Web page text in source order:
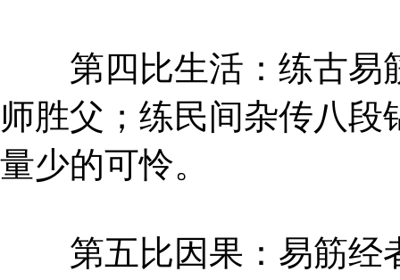
第四比生活：练古易
师胜父；练民间杂传八
量少的可怜。
第五比因果：易筋经